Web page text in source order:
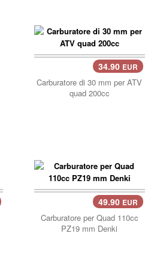
34.90 EUR
Carburatore di 30 mm per ATV
quad 200cc
49.90 EUR
Carburatore per Quad 110cc
PZ19 mm Denki